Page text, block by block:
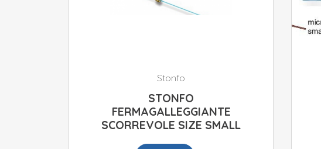
Stonfo
STONFO
FERMAGALLEGGIANTE
SCORREVOLE SIZE SMALL